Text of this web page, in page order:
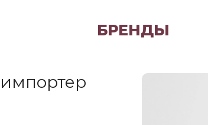
БРЕНДЫ